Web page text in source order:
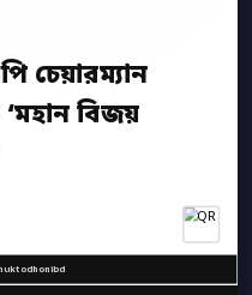
চেয়ারম্যান
বিজয়